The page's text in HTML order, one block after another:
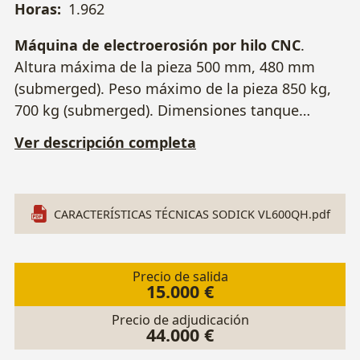
Horas: 1.962
Máquina de electroerosión por hilo CNC.
Altura máxima de la pieza 500 mm, 480 mm
(submerged). Peso máximo de la pieza 850 kg,
700 kg (submerged). Dimensiones tanque
trabajo 1040 x 780 mm. Recorridos (mm) X x Y:
600 x 400, Z: 500, U x V: 90 x 90. Diámetro hilo:
Ver descripción completa
CARACTERÍSTICAS TÉCNICAS SODICK VL600QH.pdf
Precio de salida
15.000 €
Precio de adjudicación
44.000 €